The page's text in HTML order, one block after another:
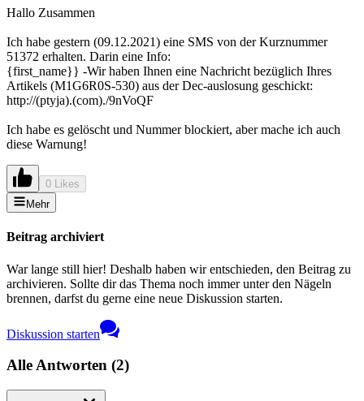
Hallo Zusammen
Ich habe gestern (09.12.2021) eine SMS von der Kurznummer
51372 erhalten. Darin eine Info:
{first_name}} -Wir haben Ihnen eine Nachricht bezüglich Ihres
Artikels (M1G6R0S-530) aus der Dec-auslosung geschickt:
http://(ptyja).(com)./9nVoQF
Ich habe es gelöscht und Nummer blockiert, aber mache ich auch
diese Warnung!
0 Likes
Mehr
Beitrag archiviert
War lange still hier! Deshalb haben wir entschieden, den Beitrag zu
archivieren. Sollte dir das Thema noch immer unter den Nägeln
brennen, darfst du gerne eine neue Diskussion starten.
Diskussion starten
Alle Antworten (2)